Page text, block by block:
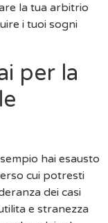
la tua arbitrio
i tuoi sogni
per la
hai esausto
cui potresti
dei casi
e stranezza